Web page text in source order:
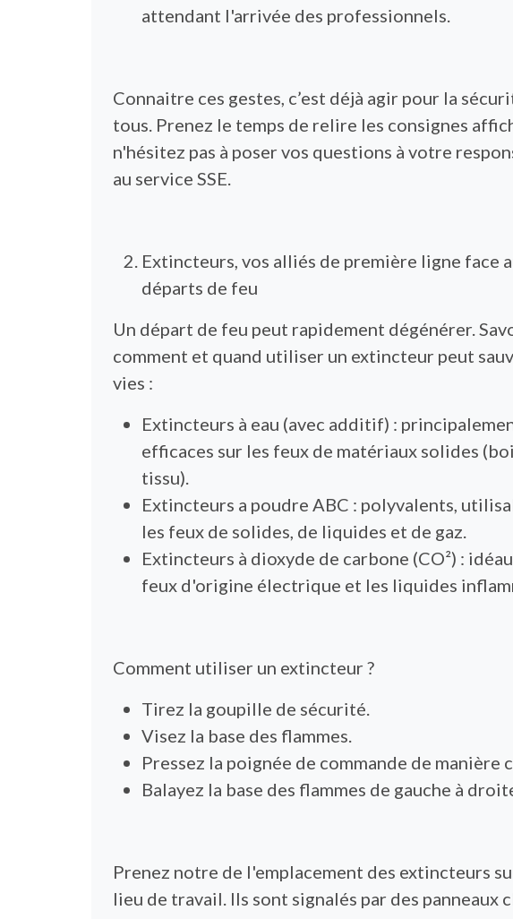
attendant l'arrivée des professionnels.
Connaitre ces gestes, c’est déjà agir pour la
tous. Prenez le temps de relire les consignes
n'hésitez pas à poser vos questions à votre
au service SSE.
Extincteurs, vos alliés de première ligne face
départs de feu
Un départ de feu peut rapidement dégénérer.
comment et quand utiliser un extincteur peut
vies :
Extincteurs à eau (avec additif) :
efficaces sur les feux de matériaux solides
tissu).
Extincteurs a poudre ABC : polyvalents,
les feux de solides, de liquides et de gaz.
Extincteurs à dioxyde de carbone (CO²) :
feux d'origine électrique et les liquides
Comment utiliser un extincteur ?
Tirez la goupille de sécurité.
Visez la base des flammes.
Pressez la poignée de commande de manière
Balayez la base des flammes de gauche à
Prenez notre de l'emplacement des extincteurs
lieu de travail. Ils sont signalés par des panneaux